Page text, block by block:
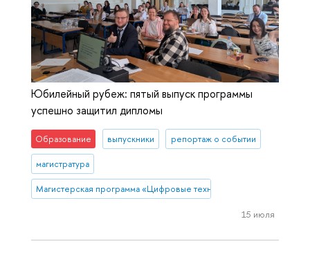
Юбилейный рубеж: пятый выпуск программы
успешно защитил дипломы
Образование выпускники репортаж о событии
магистратура
Магистерская программа «Цифровые технологии в гуманитарных
15 июля